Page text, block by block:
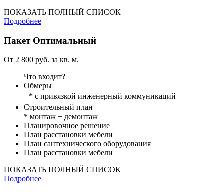
ПОКАЗАТЬ ПОЛНЫЙ СПИСОК
Подробнее
ПакетОптимальный
От 2 800 руб. за кв. м.
Что входит?
Обмеры
* с привязкой инженерный коммуникаций
Строительный план
* монтаж + демонтаж
Планировочное решение
План расстановки мебели
План сантехнического оборудования
План расстановки мебели
ПОКАЗАТЬ ПОЛНЫЙ СПИСОК
Подробнее